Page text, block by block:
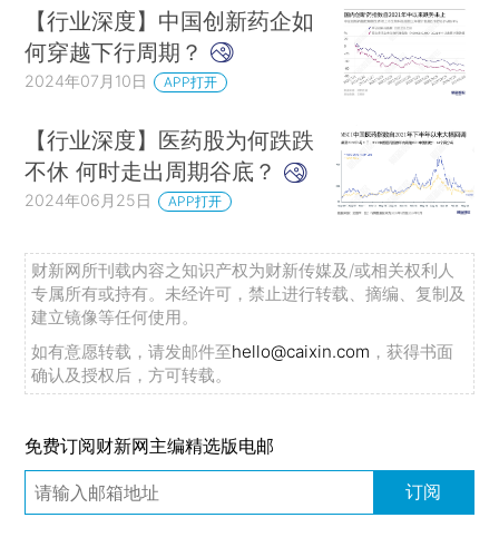
【行业深度】中国创新药企如
何穿越下行周期？
2024年07月10日 APP打开
【行业深度】医药股为何跌跌
不休 何时走出周期谷底？
2024年06月25日 APP打开
财新网所刊载内容之知识产权为财新传媒及/或相关权利人
专属所有或持有。未经许可，禁止进行转载、摘编、复制及
建立镜像等任何使用。
如有意愿转载，请发邮件至hello@caixin.com ，获得书面
确认及授权后，方可转载。
免费订阅财新网主编精选版电邮
订阅